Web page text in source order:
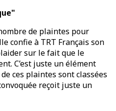
de plaintes pour
confie à TRT Français son
sur le fait que le
C’est juste un élément
ces plaintes sont classées
reçoit juste un